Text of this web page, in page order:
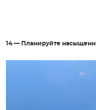
14 — Планируйте